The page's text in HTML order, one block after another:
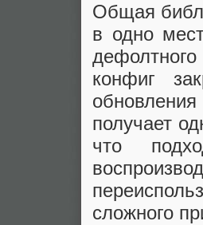
Общая
в одно
конфиг
получает
что
сложного